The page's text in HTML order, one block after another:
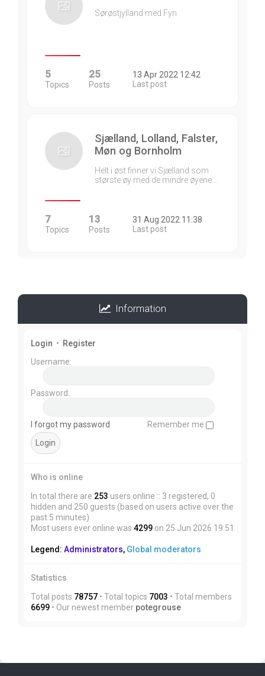
Sørøstjylland med Fyn
5
Topics
25
Posts
13 Apr 2022 12:42
Last post
Sjælland, Lolland, Falster,
Møn og Bornholm
Helt i øst finner vi Sjælland som
største øy med de mindre øyene…
7
Topics
13
Posts
31 Aug 2022 11:38
Last post
Information
Login • Register
Username:
Password:
I forgot my password Remember me
Who is online
In total there are 253 users online :: 3 registered, 0
hidden and 250 guests (based on users active over the
past 5 minutes)
Most users ever online was 4299 on 25 Jun 2026 19:51
Legend: Administrators, Global moderators
Statistics
Total posts 78757 • Total topics 7003 • Total members
6699 • Our newest member potegrouse